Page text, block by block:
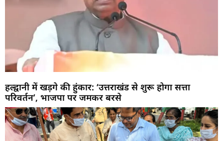
हल्द्वानी में खड़गे की हुंकार: ‘उत्तराखंड से शुरू होगा सत्ता
परिवर्तन’, भाजपा पर जमकर बरसे